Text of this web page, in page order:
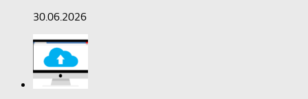
30.06.2026